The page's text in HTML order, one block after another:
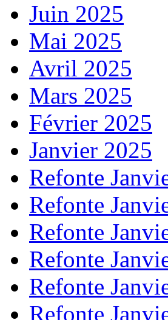
Juin 2025
Mai 2025
Avril 2025
Mars 2025
Février 2025
Janvier 2025
Refonte
Refonte
Refonte
Refonte
Refonte
Refonte